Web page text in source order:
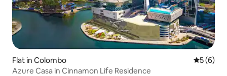
Flat in Colombo
5 (6)
Azure Casa in Cinnamon Life Residence